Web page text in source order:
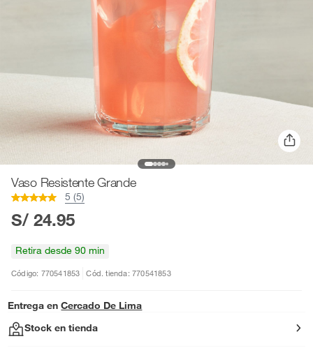
Vaso Resistente Grande
5 (5)
S/ 24.95
Retira desde 90 min
Código: 770541853 Cód. tienda: 770541853
Entrega en Cercado De Lima
Stock en tienda